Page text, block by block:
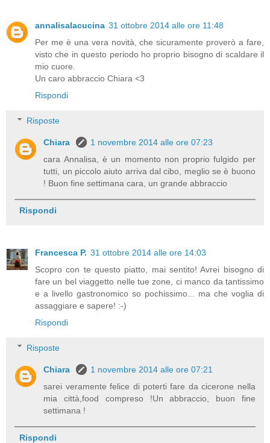
annalisalacucina 31 ottobre 2014 alle ore 11:48
Per me è una vera novità, che sicuramente proverò a fare,
visto che in questo periodo ho proprio bisogno di scaldare il
mio cuore.
Un caro abbraccio Chiara <3
Rispondi
Risposte
Chiara
1 novembre 2014 alle ore 07:23
cara Annalisa, è un momento non proprio fulgido per
tutti, un piccolo aiuto arriva dal cibo, meglio se è buono
! Buon fine settimana cara, un grande abbraccio
Rispondi
Francesca P. 31 ottobre 2014 alle ore 14:03
Scopro con te questo piatto, mai sentito! Avrei bisogno di
fare un bel viaggetto nelle tue zone, ci manco da tantissimo
e a livello gastronomico so pochissimo... ma che voglia di
assaggiare e sapere! :-)
Rispondi
Risposte
Chiara
1 novembre 2014 alle ore 07:21
sarei veramente felice di poterti fare da cicerone nella
mia città,food compreso !Un abbraccio, buon fine
settimana !
Rispondi